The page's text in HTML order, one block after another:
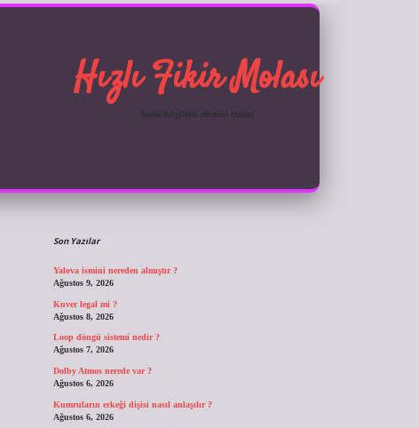
Hızlı Fikir Molası
Anlık bilgilerle zihnini tazele!
Sidebar
Son Yazılar
Yalova ismini nereden almıştır ?
Ağustos 9, 2026
Kuver legal mi ?
Ağustos 8, 2026
Loop döngü sistemi nedir ?
Ağustos 7, 2026
Dolby Atmos nerede var ?
Ağustos 6, 2026
Kumruların erkeği dişisi nasıl anlaşılır ?
Ağustos 6, 2026